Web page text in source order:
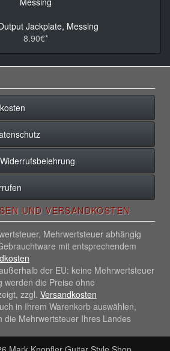
Jackplate, Messing
8.90€*
UND VERSANDKOSTEN
Mehrwertsteuer abhängig
mit entsprechendem
der EU: keine Mehrwertsteuer
werden die Preise ohne
zzgl. Versandkosten
in Ihrem Warenkorb auswählen,
die Mehrwertsteuer Ihres Landes